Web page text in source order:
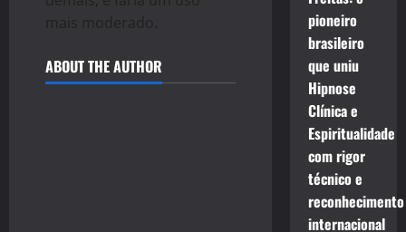
mais moderado.
ABOUT THE AUTHOR
pioneiro
brasileiro
que uniu
Hipnose
Clínica e
Espiritualidade
com rigor
técnico e
reconhecimento
internacional